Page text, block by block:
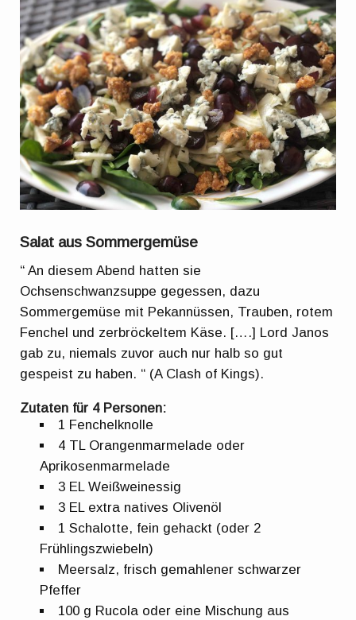
Salat aus Sommergemüse
“ An diesem Abend hatten sie
Ochsenschwanzsuppe gegessen, dazu
Sommergemüse mit Pekannüssen, Trauben, rotem
Fenchel und zerbröckeltem Käse. [….] Lord Janos
gab zu, niemals zuvor auch nur halb so gut
gespeist zu haben. “ (A Clash of Kings).
Zutaten für 4 Personen:
1 Fenchelknolle
4 TL Orangenmarmelade oder
Aprikosenmarmelade
3 EL Weißweinessig
3 EL extra natives Olivenöl
1 Schalotte, fein gehackt (oder 2
Frühlingszwiebeln)
Meersalz, frisch gemahlener schwarzer
Pfeffer
100 g Rucola oder eine Mischung aus